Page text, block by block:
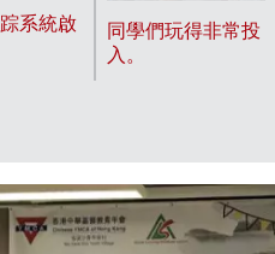
系統啟
同學們玩得非常投
入。